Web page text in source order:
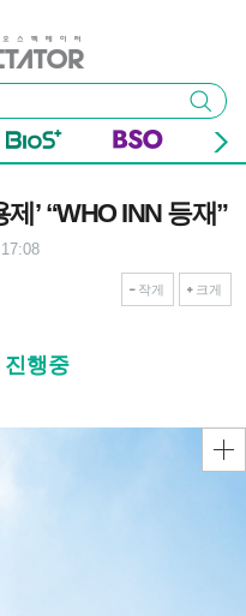
검색
’ “WHO INN 등재”
작게 크게
행중